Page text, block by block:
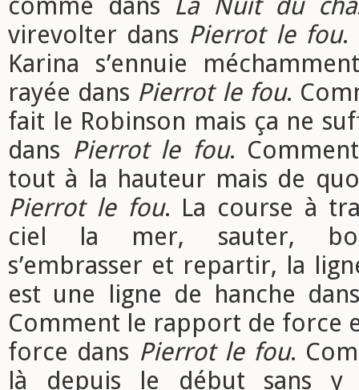
comme dans La Nuit du
virevolter dans Pierrot le fou.
Karina s’ennuie
rayée dans Pierrot le fou.
fait le Robinson mais ça ne
dans Pierrot le fou.
tout à la hauteur mais de
Pierrot le fou. La course à
ciel la mer, sauter,
s’embrasser et repartir, la
est une ligne de hanche
Comment le rapport de force
force dans Pierrot le fou.
là depuis le début sans